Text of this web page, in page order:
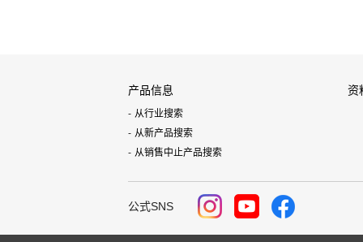
产品信息
从行业搜索
从新产品搜索
从销售中止产品搜索
资
公式SNS